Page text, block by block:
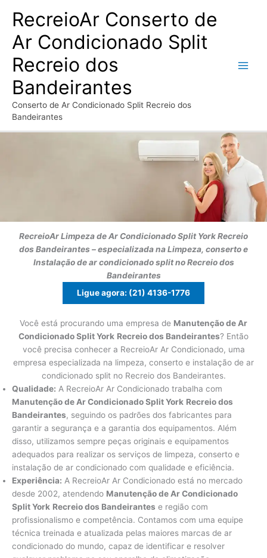
para
conteúdo
RecreioAr Conserto de
Ar Condicionado Split
Recreio dos
Bandeirantes
Conserto de Ar Condicionado Split Recreio dos
Bandeirantes
RecreioArLimpeza de Ar Condicionado Split YorkRecreio
dos Bandeirantes – especializada na Limpeza, conserto e
Instalação de ar condicionado split no Recreio dos
Bandeirantes
Ligue agora: (21) 4136-1776
Você está procurando uma empresa de Manutenção de Ar
Condicionado Split York Recreio dos Bandeirantes? Então
você precisa conhecer a RecreioAr Ar Condicionado, uma
empresa especializada na limpeza, conserto e instalação de ar
condicionado split no Recreio dos Bandeirantes.
Qualidade: A RecreioAr Ar Condicionado trabalha com
Manutenção de Ar Condicionado Split York Recreio dos
Bandeirantes, seguindo os padrões dos fabricantes para
garantir a segurança e a garantia dos equipamentos. Além
disso, utilizamos sempre peças originais e equipamentos
adequados para realizar os serviços de limpeza, conserto e
instalação de ar condicionado com qualidade e eficiência.
Experiência: A RecreioAr Ar Condicionado está no mercado
desde 2002, atendendo Manutenção de Ar Condicionado
Split York Recreio dos Bandeirantes e região com
profissionalismo e competência. Contamos com uma equipe
técnica treinada e atualizada pelas maiores marcas de ar
condicionado do mundo, capaz de identificar e resolver